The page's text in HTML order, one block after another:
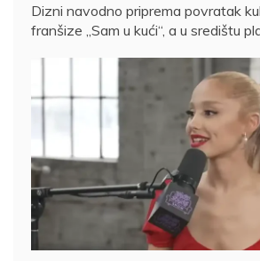
Dizni navodno priprema povratak
franšize „Sam u kući“, a u središtu